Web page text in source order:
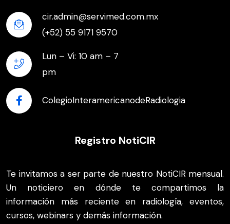
cir.admin@servimed.com.mx
(+52) 55 9171 9570
Lun – Vi: 10 am – 7
pm
ColegioInteramericanodeRadiologia
Registro NotiCIR
Te invitamos a ser parte de nuestro NotiCIR mensual.
Un noticiero en dónde te compartimos la
información más reciente en radiología, eventos,
cursos, webinars y demás información.